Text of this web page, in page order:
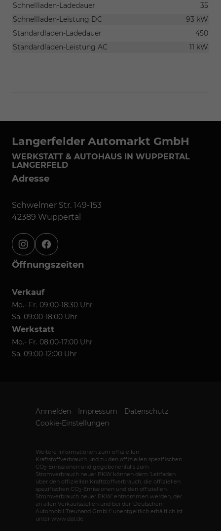
Schnellladen-Ladedauer
35
Schnellladen-Leistung DC
93 kW
Standardladen-Ladedauer
450
Standardladen-Leistung AC
11 kW
Langerfelder Automarkt GmbH
WERKSTATT & AUTOHAUS IN WUPPERTAL
LANGERFELD
Adresse
Schwelmer Str. 149-153
42389 Wuppertal
instagramfacebook
Öffnungszeiten
Verkauf
Mo.- Fr. 09:00-18:30 Uhr
Sa. 09:00-18:00 Uhr
Werkstatt
Mo.- Fr. 08:00-17:00 Uhr
Sa. 09:00-12:00 Uhr
Anmelden Impressum
Datenschutz
Cookie-Einstellungen
Weitere Informationen zum offiziellen
Kraftstoffverbrauch und zu den offiziellen spezifischen
CO2 -Emissionen und gegebenenfalls zum
Stromverbrauch neuer PKW können dem 'Leitfaden
über den offiziellen Kraftstoffverbrauch, die offiziellen
spezifischen CO2 -Emissionen und den offiziellen
Stromverbrauch neuer PKW' entnommen werden, der
an allen Verkaufsstellen und bei der 'Deutschen
Automobil Treuhand GmbH' unentgeltlich erhältlich ist
unter www.dat.de.